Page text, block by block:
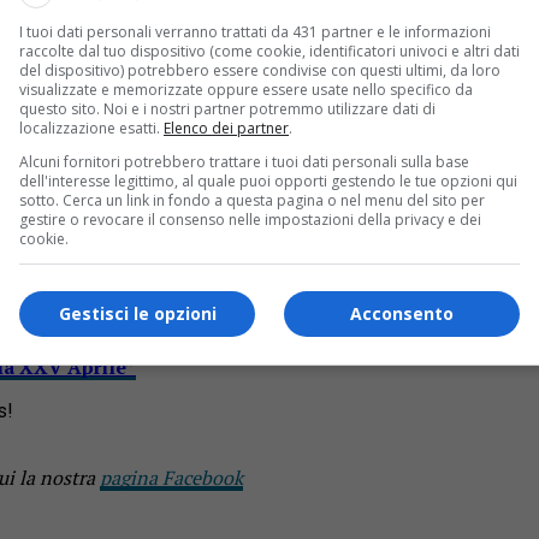
9 ottobre, è crollato un tratto del cavalcavia XXV
dalla città.
con la sua vettura nella voragine che si è aperta.
è fermata poco prima di finirci dentro.
Novara. Il cavalcavia è stato ovviamente chiuso ed è
che, dovendo fare verifiche tecniche, la viabilità resterà
XXV Aprile”
la nostra pagina Facebook
I tuoi dati personali verranno trattati da 431 partner e le informazioni
raccolte dal tuo dispositivo (come cookie, identificatori univoci e altri dati
del dispositivo) potrebbero essere condivise con questi ultimi, da loro
visualizzate e memorizzate oppure essere usate nello specifico da
questo sito. Noi e i nostri partner potremmo utilizzare dati di
localizzazione esatti. Elenco dei partner.
Alcuni fornitori potrebbero trattare i tuoi dati personali sulla base
dell'interesse legittimo, al quale puoi opporti gestendo le tue opzioni qui
sotto. Cerca un link in fondo a questa pagina o nel menu del sito per
gestire o revocare il consenso nelle impostazioni della privacy e dei
cookie.
Acconsento
Gestisci le opzioni